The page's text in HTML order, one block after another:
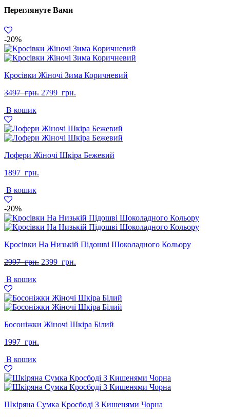
Переглянуте Вами
-20%
Кросівки Жіночі Зима Коричневий
3497 грн. Оригінальна
2799 грн.
В кошик
Лофери Жіночі Шкіра Бежевий
1897 грн.
В кошик
-20%
Кросівки На Низькій Підошві Шоколадного Кольору
2997 грн. Оригінальна
2399 грн.
В кошик
Босоніжки Жіночі Шкіра Білий
1997 грн.
В кошик
Шкіряна Сумка Кросбоді З Кишенями Чорна